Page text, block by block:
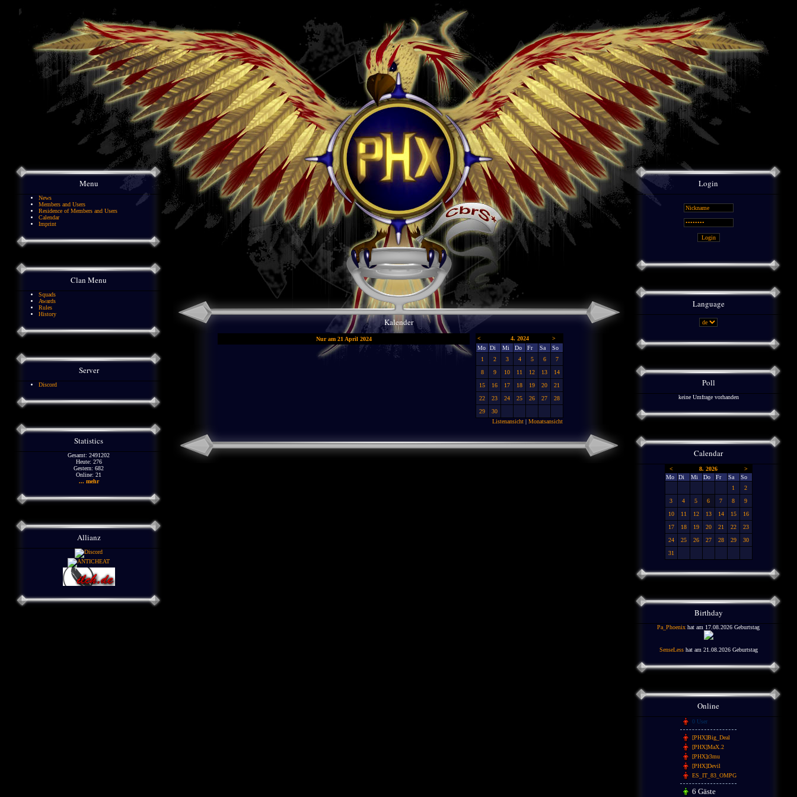
Menu
News
Members and Users
Residence of Members and Users
Calendar
Imprint
Clan Menu
Squads
Awards
Rules
History
Server
Discord
Statistics
Gesamt: 2491202
Heute: 276
Gestern: 682
Online: 21
... mehr
Allianz
Kalender
Nur am 21 April 2024 < 4. 2024
>
Mo
Di Mi Do Fr Sa
So
1
2 3 4 5 6
7
8
9 10 11 12 13
14
15
16 17 18 19 20
21
22
23 24 25 26 27
28
29
30
Listenansicht | Monatsansicht
Login
Language
Poll
keine Umfrage vorhanden
Calendar
< 8. 2026
>
Mo
Di Mi Do Fr Sa
So
1
2
3
4 5 6 7 8
9
10
11 12 13 14 15
16
17
18 19 20 21 22
23
24
25 26 27 28 29
30
31
Birthday
Pa_Phoenix hat am 17.08.2026 Geburtstag
SenseLesshat am 21.08.2026 Geburtstag
Online
0 User
[PHX]Big_Deal
[PHX]MaX.2
[PHX]r3mu
[PHX]Devil
ES_IT_83_OMPG
6 Gäste